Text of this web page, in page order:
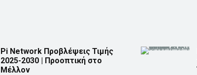
Pi Network Προβλέψεις Τιμής
2025-2030 | Προοπτική στο
Μέλλον